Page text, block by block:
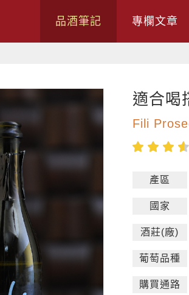
品酒筆記 專欄文章
適合喝
Fili
產區
國家
酒莊(廠)
葡萄品種
購買通路